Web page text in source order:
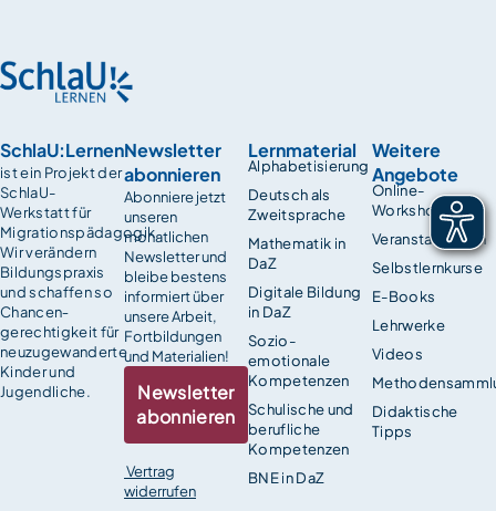
SchlaU:Lernen
ist ein Projekt der
SchlaU-
Werkstatt für
Migrationspädagogik.
Wir verändern
Bildungspraxis
und schaffen so
Chancen­
gerechtigkeit für
neuzugewanderte
Kinder und
Jugendliche.
Lernmaterial
Alphabetisierung
Deutsch als
Zweitsprache
Mathematik in
DaZ
Digitale Bildung
in DaZ
Sozio-
emotionale
Kompetenzen
Schulische und
berufliche
Kompetenzen
BNE in DaZ
Weitere
Angebote
Online-
Workshops
Veranstaltungen
Selbstlernkurse
E-Books
Lehrwerke
Videos
Didaktische
Tipps
Newsletter
abonnieren
Abonniere jetzt
unseren
monatlichen
Newsletter und
bleibe bestens
informiert über
unsere Arbeit,
Fortbildungen
und Materialien!
Newsletter
abonnieren
Vertrag
widerrufen